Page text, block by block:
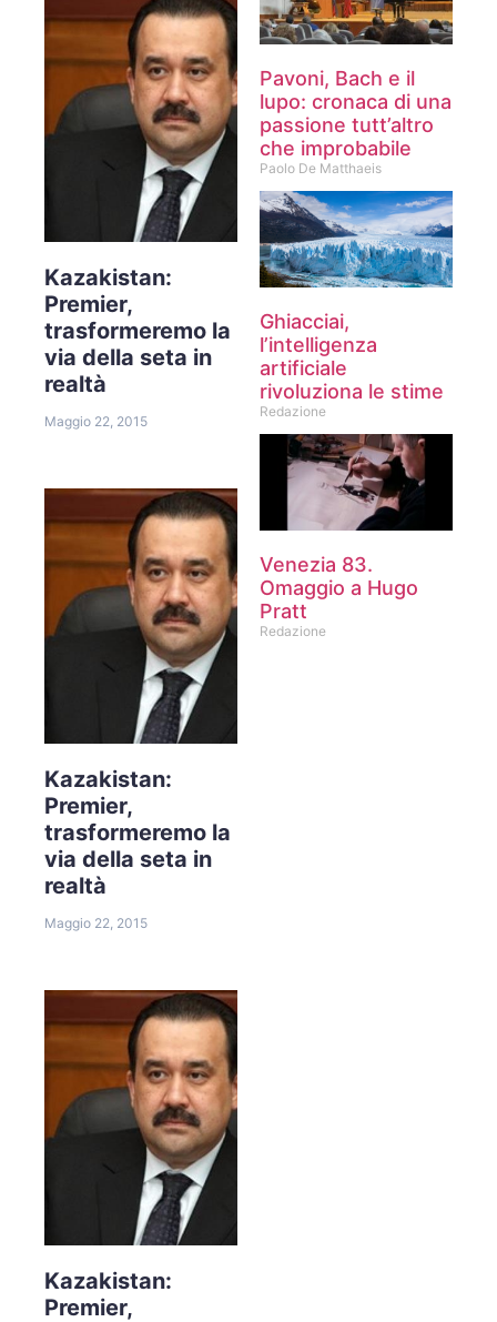
Kazakistan:
Premier,
trasformeremo la
via della seta in
realtà
Maggio 22, 2015
Kazakistan:
Premier,
trasformeremo la
via della seta in
realtà
Maggio 22, 2015
Kazakistan:
Premier,
Pavoni, Bach e il
lupo: cronaca di una
passione tutt’altro
che improbabile
Paolo De Matthaeis
Ghiacciai,
l’intelligenza
artificiale
rivoluziona le stime
Redazione
Venezia 83.
Omaggio a Hugo
Pratt
Redazione